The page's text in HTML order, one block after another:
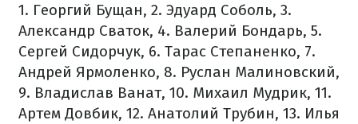
1. Георгий Бущан, 2. Эдуард Соболь, 3.
Александр Сваток, 4. Валерий Бондарь, 5.
Сергей Сидорчук, 6. Тарас Степаненко, 7.
Андрей Ярмоленко, 8. Руслан Малиновский,
9. Владислав Ванат, 10. Михаил Мудрик, 11.
Артем Довбик, 12. Анатолий Трубин, 13. Илья